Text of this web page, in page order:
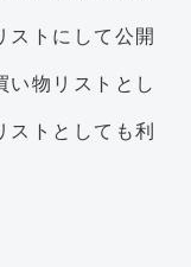
ストにして公開
い物リストとし
ストとしても利